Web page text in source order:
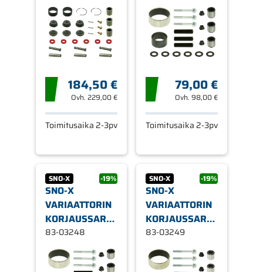
184,50 €
Ovh. 229,00 €
Toimitusaika 2-3pv
79,00 €
Ovh.98,00 €
Toimitusaika 2-3pv
SNO-X -19%
SNO-X
VARIAATTORIN
KORJAUSSARJA
YAMAHA N
83-03248
SNO-X -19%
SNO-X
VARIAATTORIN
KORJAUSSARJA
YAMAHA
NYTRO/PHAZER/RS
VECTOR/VIPER/VK
83-03249